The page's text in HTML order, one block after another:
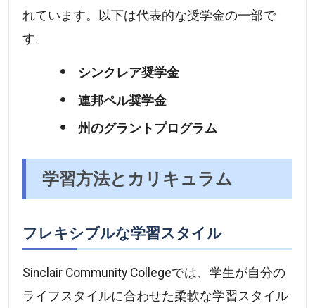
れています。以下は代表的な奨学金の一部で
す。
シンクレア奨学金
連邦ペル奨学金
州のグラントプログラム
学習方法とカリキュラム
フレキシブルな学習スタイル
Sinclair Community Collegeでは、学生が自分の
ライフスタイルに合わせた柔軟な学習スタイル